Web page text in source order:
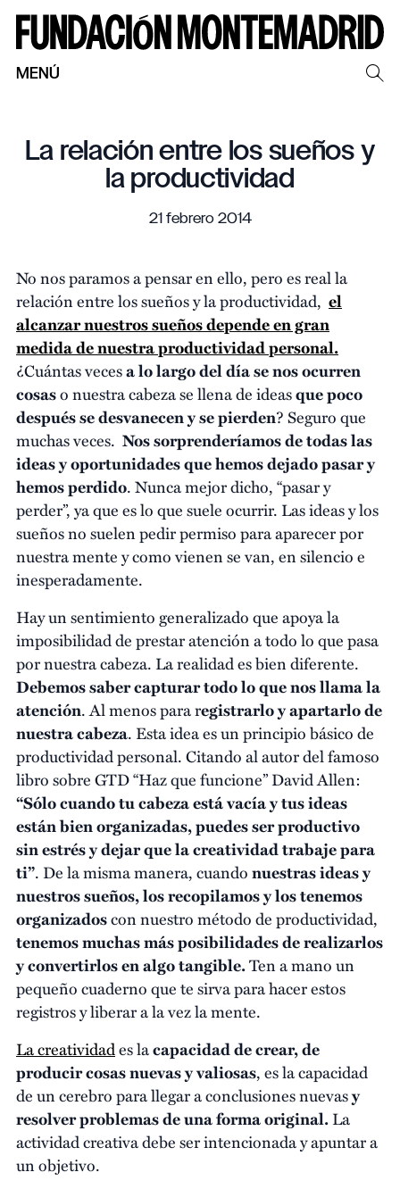
MENÚ
La relación entre los sueños y
la productividad
21 febrero 2014
No nos paramos a pensar en ello, pero es real la
relación entre los sueños y la productividad, el
alcanzar nuestros sueños depende en gran
medida de nuestra productividad personal.
¿Cuántas vecesa lo largo del día se nos ocurren
cosaso nuestra cabeza se llena de ideasque poco
después se desvanecen y se pierden? Seguro que
muchas veces. Nos sorprenderíamos de todas las
ideas y oportunidades que hemos dejado pasar y
hemos perdido. Nunca mejor dicho, “pasar y
perder”, ya que es lo que suele ocurrir. Las ideas y los
sueños no suelen pedir permiso para aparecer por
nuestra mente y como vienen se van, en silencio e
inesperadamente.
Hay un sentimiento generalizado que apoya la
imposibilidad de prestar atención a todo lo que pasa
por nuestra cabeza. La realidad es bien diferente.
Debemos saber capturar todo lo que nos llama la
atención. Al menos para registrarlo y apartarlo de
nuestra cabeza. Esta idea es un principio básico de
productividad personal. Citando al autor del famoso
libro sobre GTD “Haz que funcione” David Allen:
“Sólo cuando tu cabeza está vacía y tus ideas
están bien organizadas, puedes ser productivo
sin estrés y dejar que la creatividad trabaje para
ti”. De la misma manera, cuandonuestras ideas y
nuestros sueños, los recopilamos y los tenemos
organizadoscon nuestro método de productividad,
tenemos muchas más posibilidades de realizarlos
y convertirlos en algo tangible.Ten a mano un
pequeño cuaderno que te sirva para hacer estos
registros y liberar a la vez la mente.
La creatividades lacapacidad de crear, de
producir cosas nuevas y valiosas, es la capacidad
de un cerebro para llegar a conclusiones nuevasy
resolver problemas de una forma original.La
actividad creativa debe ser intencionada y apuntar a
un objetivo.